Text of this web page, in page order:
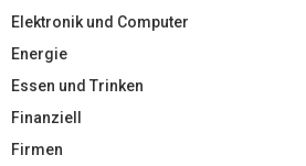
Elektronik und Computer
Energie
Essen und Trinken
Finanziell
Firmen